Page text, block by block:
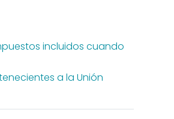
incluidos cuando
a la Unión